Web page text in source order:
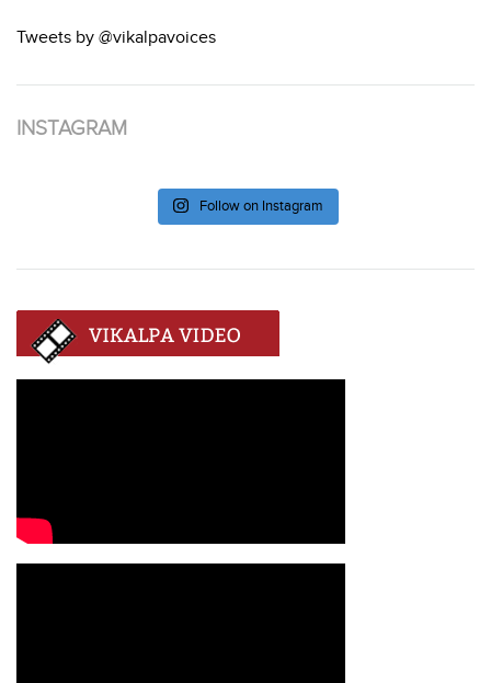
Tweets by @vikalpavoices
INSTAGRAM
Follow on Instagram